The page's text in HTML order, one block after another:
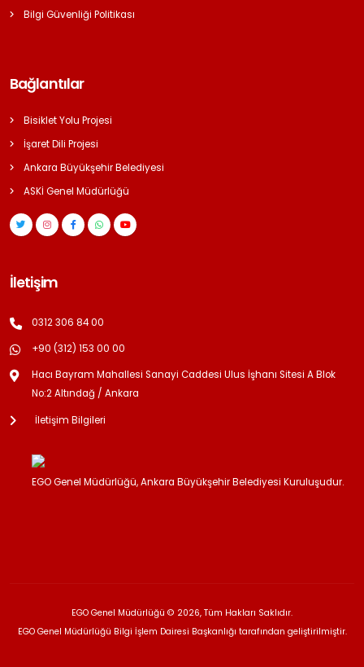
Bilgi Güvenliği Politikası
Bağlantılar
Bisiklet Yolu Projesi
İşaret Dili Projesi
Ankara Büyükşehir Belediyesi
ASKİ Genel Müdürlüğü
İletişim
0312 306 84 00
+90 (312) 153 00 00
Hacı Bayram Mahallesi Sanayi Caddesi Ulus İşhanı Sitesi A Blok
No:2 Altındağ / Ankara
İletişim Bilgileri
EGO Genel Müdürlüğü, Ankara Büyükşehir Belediyesi Kuruluşudur.
EGO Genel Müdürlüğü © 2026, Tüm Hakları Saklıdır.
EGO Genel Müdürlüğü Bilgi İşlem Dairesi Başkanlığı tarafından geliştirilmiştir.